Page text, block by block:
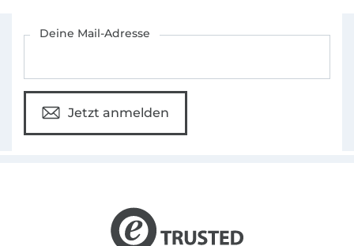
Deine Mail-Adresse
Jetzt anmelden